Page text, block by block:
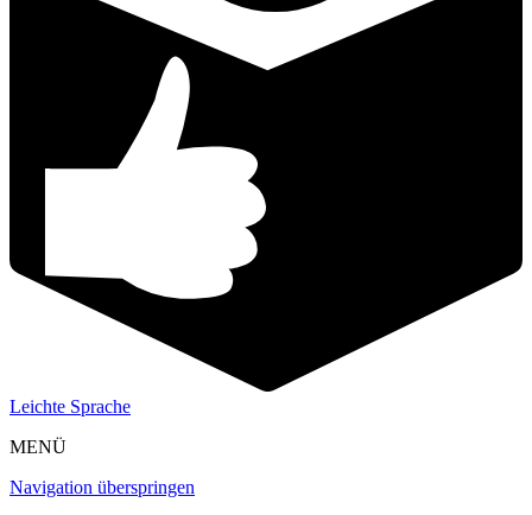
Leichte Sprache
MENÜ
Navigation überspringen